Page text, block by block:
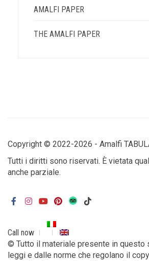
AMALFI PAPER
THE AMALFI PAPER
Copyright © 2022-2026 - Amalfi
Tutti i diritti sono riservati. È vietata
anche parziale.
Call now
© Tutto il materiale presente in questo
leggi e dalle norme che regolano il